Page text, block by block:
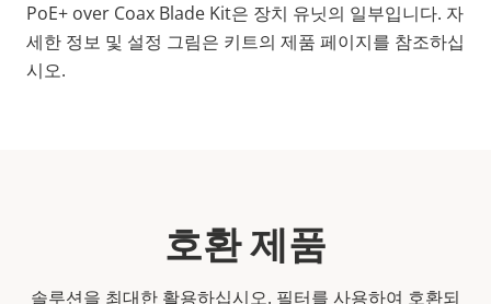
PoE+ over Coax Blade Kit은 장치 유닛의 일부입니다. 자
세한 정보 및 설정 그림은 키트의 제품 페이지를 참조하십
시오.
호환 제품
솔루션을 최대한 활용하십시오. 필터를 사용하여 호환되